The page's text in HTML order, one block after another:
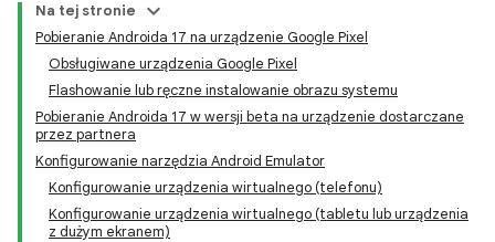
Na tej stronie
Pobieranie Androida 17 na urządzenie Google Pixel
Obsługiwane urządzenia Google Pixel
Flashowanie lub ręczne instalowanie obrazu systemu
Pobieranie Androida 17 w wersji beta na urządzenie dostarczane
przez partnera
Konfigurowanie narzędzia Android Emulator
Konfigurowanie urządzenia wirtualnego (telefonu)
Konfigurowanie urządzenia wirtualnego (tabletu lub urządzenia
z dużym ekranem)